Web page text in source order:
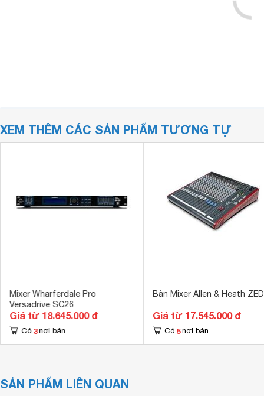
XEM THÊM CÁC SẢN PHẨM TƯƠNG TỰ
Mixer Wharferdale Pro
Versadrive SC26
Giá từ 18.645.000 đ
Có 3 nơi bán
Bàn Mixer Allen & Heath
Giá từ 17.545.000 đ
Có 5 nơi bán
SẢN PHẨM LIÊN QUAN